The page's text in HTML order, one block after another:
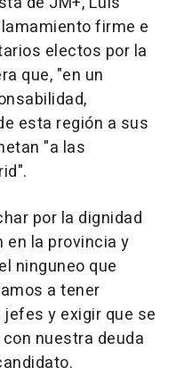
firme e
electos por la
que, "en un
esta región a sus
"a las
por la dignidad
en la provincia y
ninguneo que
a tener
y exigir que se
nuestra deuda